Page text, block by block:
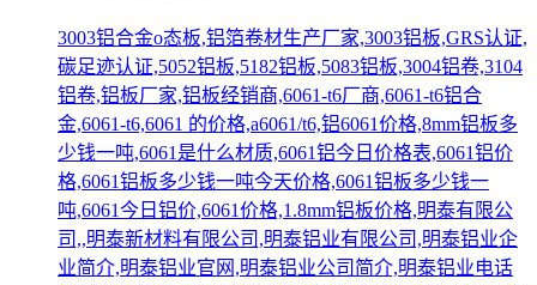
3003铝合金o态板,铝箔卷材生产厂家,3003铝板,GRS认证,
碳足迹认证,5052铝板,5182铝板,5083铝板,3004铝卷,3104
铝卷,铝板厂家,铝板经销商,6061-t6厂商,6061-t6铝合
金,6061-t6,6061 的价格,a6061/t6,铝6061价格,8mm铝板多
少钱一吨,6061是什么材质,6061铝今日价格表,6061铝价
格,6061铝板多少钱一吨今天价格,6061铝板多少钱一
吨,6061今日铝价,6061价格,1.8mm铝板价格,明泰有限公
司,,明泰新材料有限公司,明泰铝业有限公司,明泰铝业企
业简介,明泰铝业官网,明泰铝业公司简介,明泰铝业电话